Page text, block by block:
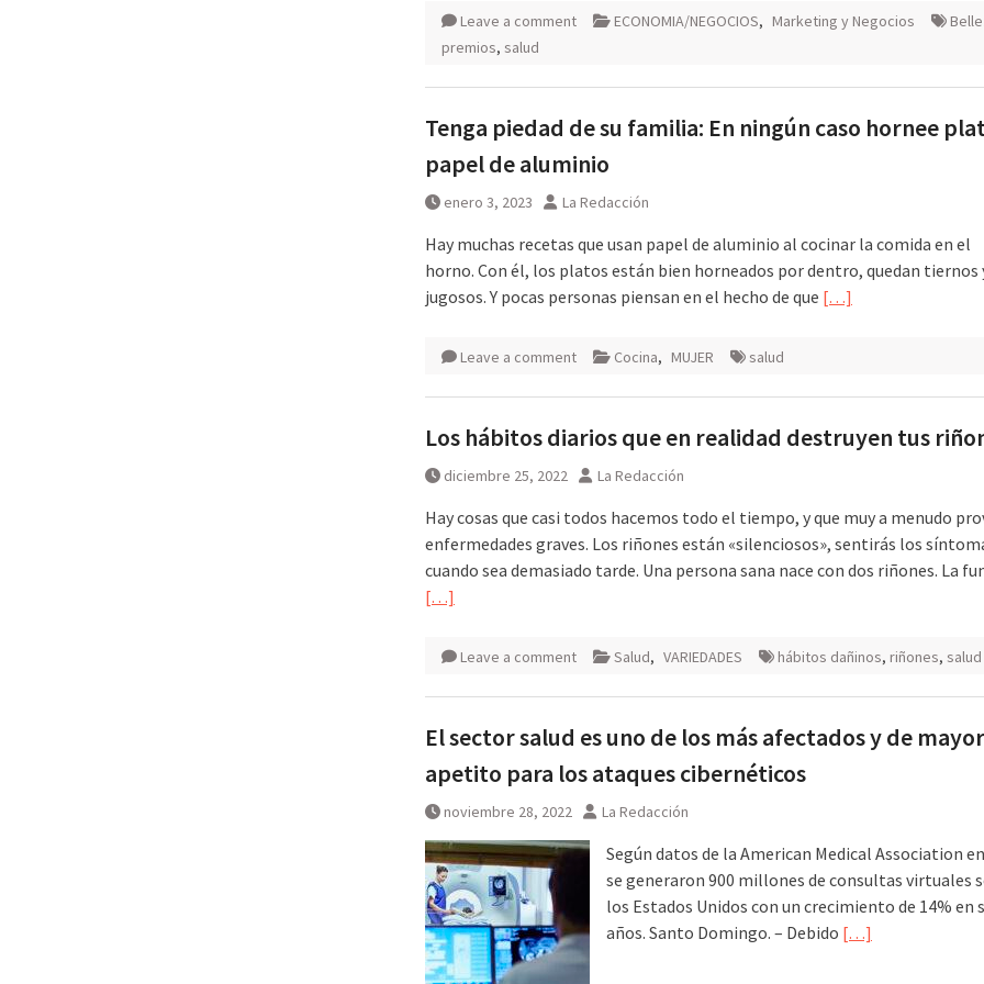
Leave a comment ECONOMIA/NEGOCIOS, Marketing y Negocios
premios, salud
Tenga piedad de su familia: En ningún caso hornee
papel de aluminio
enero 3, 2023 La Redacción
Hay muchas recetas que usan papel de aluminio al cocinar la comida en el
horno. Con él, los platos están bien horneados por dentro, quedan tiernos
jugosos. Y pocas personas piensan en el hecho de que […]
Leave a comment Cocina, MUJER salud
Los hábitos diarios que en realidad destruyen tus
diciembre 25, 2022 La Redacción
Hay cosas que casi todos hacemos todo el tiempo, y que muy a menudo
enfermedades graves. Los riñones están «silenciosos», sentirás los
cuando sea demasiado tarde. Una persona sana nace con dos riñones. La
[…]
Leave a comment Salud, VARIEDADES hábitos dañinos, riñones, salud
El sector salud es uno de los más afectados y de mayor
apetito para los ataques cibernéticos
noviembre 28, 2022 La Redacción
Según datos de la American Medical Association
se generaron 900 millones de consultas virtuales
los Estados Unidos con un crecimiento de 14% en
años. Santo Domingo. – Debido […]